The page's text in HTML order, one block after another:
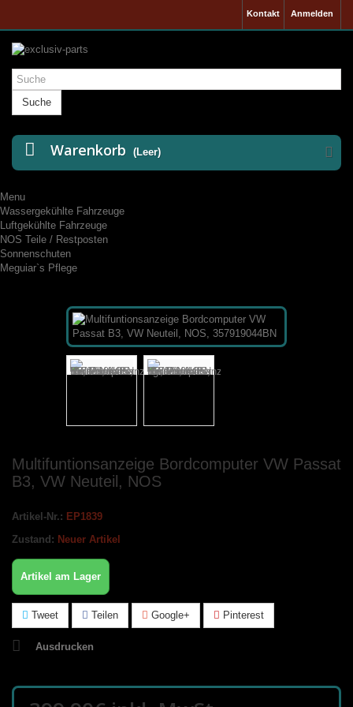
Anmelden
Kontakt
Suche
Warenkorb (Leer)
Menu
Wassergekühlte Fahrzeuge
Luftgekühlte Fahrzeuge
NOS Teile / Restposten
Sonnenschuten
Meguiar`s Pflege
Multifuntionsanzeige Bordcomputer VW Passat
B3, VW Neuteil, NOS
Artikel-Nr.: EP1839
Zustand: Neuer Artikel
Artikel am Lager
Tweet Teilen Google+ Pinterest
Ausdrucken